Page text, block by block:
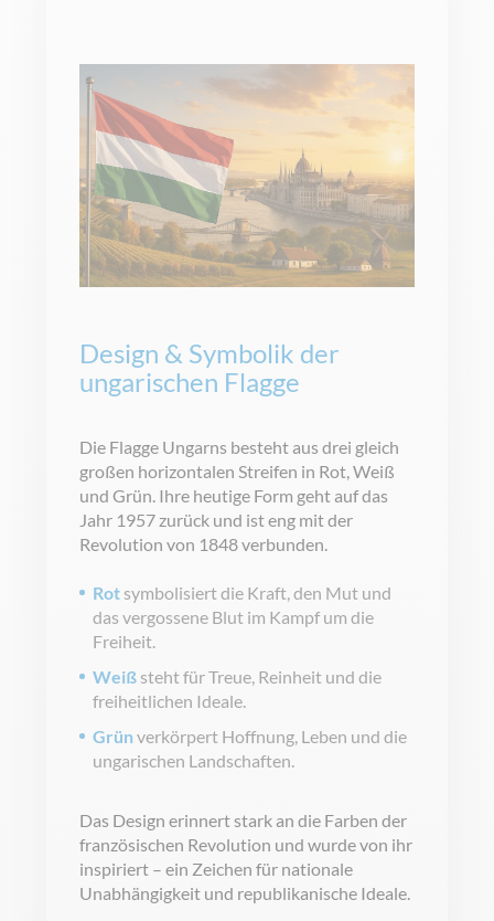
Design & Symbolik der
ungarischen Flagge
Die Flagge Ungarns besteht aus drei gleich
großen horizontalen Streifen in Rot, Weiß
und Grün. Ihre heutige Form geht auf das
Jahr 1957 zurück und ist eng mit der
Revolution von 1848 verbunden.
Rot symbolisiert die Kraft, den Mut und
das vergossene Blut im Kampf um die
Freiheit.
Weiß steht für Treue, Reinheit und die
freiheitlichen Ideale.
Grün verkörpert Hoffnung, Leben und die
ungarischen Landschaften.
Das Design erinnert stark an die Farben der
französischen Revolution und wurde von ihr
inspiriert – ein Zeichen für nationale
Unabhängigkeit und republikanische Ideale.